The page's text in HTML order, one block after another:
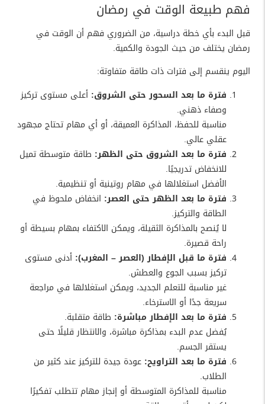
فهم طبيعة الوقت في رمضان
قبل البدء بأي خطة دراسية، من الضروري فهم أن الوقت في
رمضان يختلف من حيث الجودة والكمية.
اليوم ينقسم إلى فترات ذات طاقة متفاوتة:
فترة ما بعد السحور حتى الشروق: أعلى مستوى تركيز
وصفاء ذهني.
مناسبة للحفظ، المذاكرة العميقة، أو أي مهام تحتاج مجهود
عقلي عالي.
فترة ما بعد الشروق حتى الظهر: طاقة متوسطة تميل
للانخفاض تدريجيًا.
الأفضل استغلالها في مهام روتينية أو تنظيمية.
فترة ما بعد الظهر حتى العصر: انخفاض ملحوظ في
الطاقة والتركيز.
لا يُنصح بالمذاكرة الثقيلة، ويمكن الاكتفاء بمهام بسيطة أو
راحة قصيرة.
فترة ما قبل الإفطار (العصر – المغرب): أدنى مستوى
تركيز بسبب الجوع والعطش.
غير مناسبة للتعلم الجديد، ويمكن استغلالها في مراجعة
سريعة جدًا أو الاسترخاء.
فترة ما بعد الإفطار مباشرة: طاقة متقلبة.
يُفضل عدم البدء بمذاكرة مباشرة، والانتظار قليلًا حتى
يستقر الجسم.
فترة ما بعد التراويح: عودة جيدة للتركيز عند كثير من
الطلاب.
مناسبة للمذاكرة المتوسطة أو إنجاز مهام تتطلب تفكيرًا